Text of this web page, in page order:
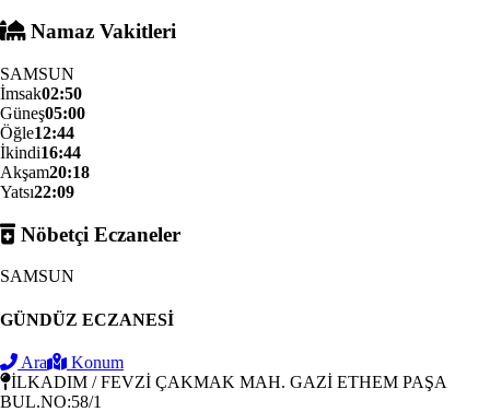
Namaz Vakitleri
SAMSUN
İmsak02:50
Güneş05:00
Öğle12:44
İkindi16:44
Akşam20:18
Yatsı22:09
Nöbetçi Eczaneler
SAMSUN
GÜNDÜZ ECZANESİ
Ara
Konum
İLKADIM / FEVZİ ÇAKMAK MAH. GAZİ ETHEM PAŞA
BUL.NO:58/1